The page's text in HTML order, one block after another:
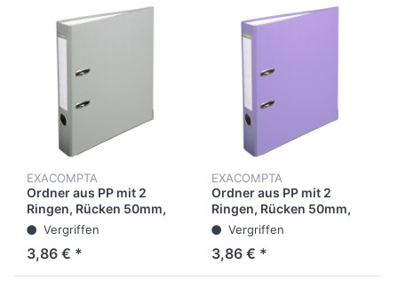
EXACOMPTA
Ordner aus PP mit 2
Ringen, Rücken 50mm,
32x29cm für DIN A4
Überbreite
Vergriffen
3,86 € *
EXACOMPTA
Ordner aus PP mit 2
Ringen, Rücken 50mm,
32x29cm für DIN A4
Überbreite
Vergriffen
3,86 € *